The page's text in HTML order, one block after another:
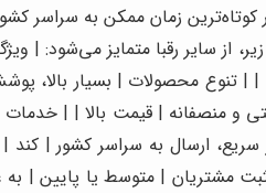
زمان ممکن به سراسر
| بسیار بالا،
و منصفانه | قیمت بالا | |
ارسال به سراسر کشور | کند |
مشتریان | متوسط یا پایین | به